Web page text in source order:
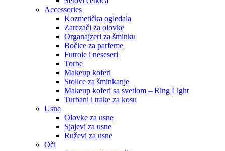
Accessories
Kozmetička ogledala
Zarezači za olovke
Organajzeri za šminku
Bočice za parfeme
Futrole i neseseri
Torbe
Makeup koferi
Stolice za šminkanje
Makeup koferi sa svetlom – Ring Light
Turbani i trake za kosu
Usne
Olovke za usne
Sjajevi za usne
Ruževi za usne
Oči